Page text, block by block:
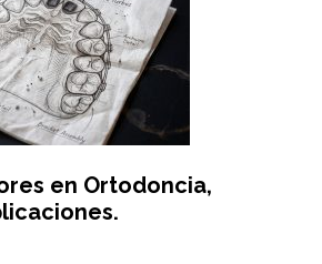
en Ortodoncia,